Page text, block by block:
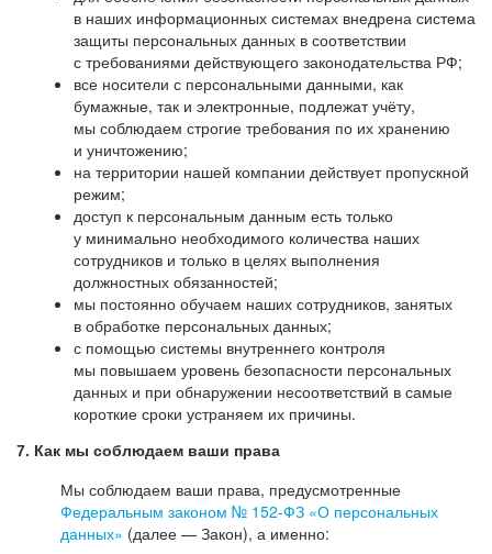
в наших информационных системах внедрена система
защиты персональных данных в соответствии
с требованиями действующего законодательства РФ;
все носители с персональными данными, как
бумажные, так и электронные, подлежат учёту,
мы соблюдаем строгие требования по их хранению
и уничтожению;
на территории нашей компании действует пропускной
режим;
доступ к персональным данным есть только
у минимально необходимого количества наших
сотрудников и только в целях выполнения
должностных обязанностей;
мы постоянно обучаем наших сотрудников, занятых
в обработке персональных данных;
с помощью системы внутреннего контроля
мы повышаем уровень безопасности персональных
данных и при обнаружении несоответствий в самые
короткие сроки устраняем их причины.
7. Как мы соблюдаем ваши права
Мы соблюдаем ваши права, предусмотренные
Федеральным законом № 152-ФЗ «О персональных
данных» (далее — Закон), а именно: